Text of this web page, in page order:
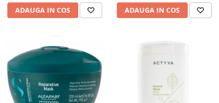
ADAUGA IN COS ADAUGA IN COS